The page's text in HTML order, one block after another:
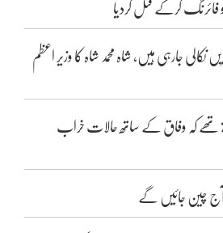
کرکے قتل کردیا
نکالی جارہی ہیں، شاہ محمد شاہ کا وزیر اعظم
تھے کہ وفاق کے ساتھ حالات خراب
چین جائیں گے